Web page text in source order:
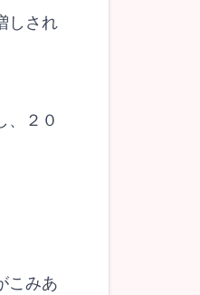
しされ
、２０
こみあ